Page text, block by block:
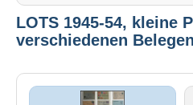
LOTS 1945-54, kleine
verschiedenen